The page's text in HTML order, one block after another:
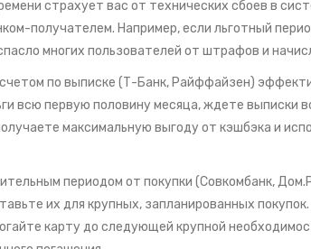
страхует вас от технических сбоев в
получателем. Например, если льготный
многих пользователей от штрафов и
по выписке (Т-Банк, Райффайзен)
всю первую половину месяца, ждете выписки
максимальную выгоду от кэшбэка и
периодом от покупки (Совкомбанк,
их для крупных, запланированных
карту до следующей крупной